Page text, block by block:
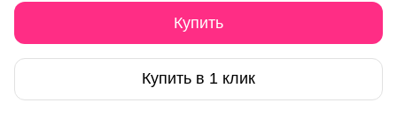
Купить
Купить в 1 клик